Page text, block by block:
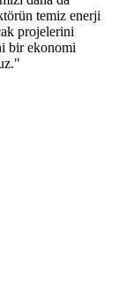
temiz enerji
projelerini
bir ekonomi